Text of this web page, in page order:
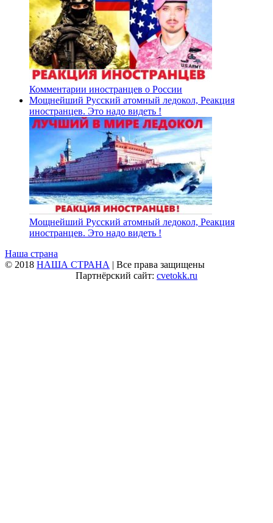
Комментарии иностранцев о России
Мощнейший Русский атомный ледокол, Реакция
иностранцев. Это надо видеть !
Мощнейший Русский атомный ледокол, Реакция
иностранцев. Это надо видеть !
Наша страна
© 2018 НАША СТРАНА | Все права защищены
Партнёрский сайт: cvetokk.ru